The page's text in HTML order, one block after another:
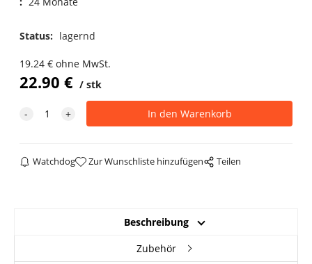
Status: lagernd
19.24€ ohne MwSt.
22.90 € stk
Watchdog Zur Wunschliste hinzufügen Teilen
Beschreibung
Zubehör